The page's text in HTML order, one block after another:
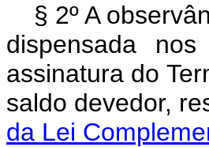
§ 2º A
dispensada
assinatura do
saldo devedor,
da Lei